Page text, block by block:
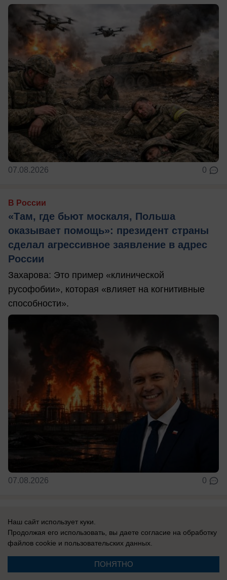
07.08.2026 0
В России
«Там, где бьют москаля, Польша
оказывает помощь»: президент страны
сделал агрессивное заявление в адрес
России
Захарова: Это пример «клинической
русофобии», которая «влияет на когнитивные
способности».
07.08.2026 0
Новости СМИ2
Наш сайт использует куки.
Продолжая его использовать, вы даете согласие на обработку
файлов cookie и пользовательских данных.
ПОНЯТНО